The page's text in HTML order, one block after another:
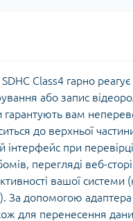
Class4 гарно
або запис
гарантують вам
до верхньої
інтерфейс при
перегляді веб-
вашої
За допомогою
для перенесення